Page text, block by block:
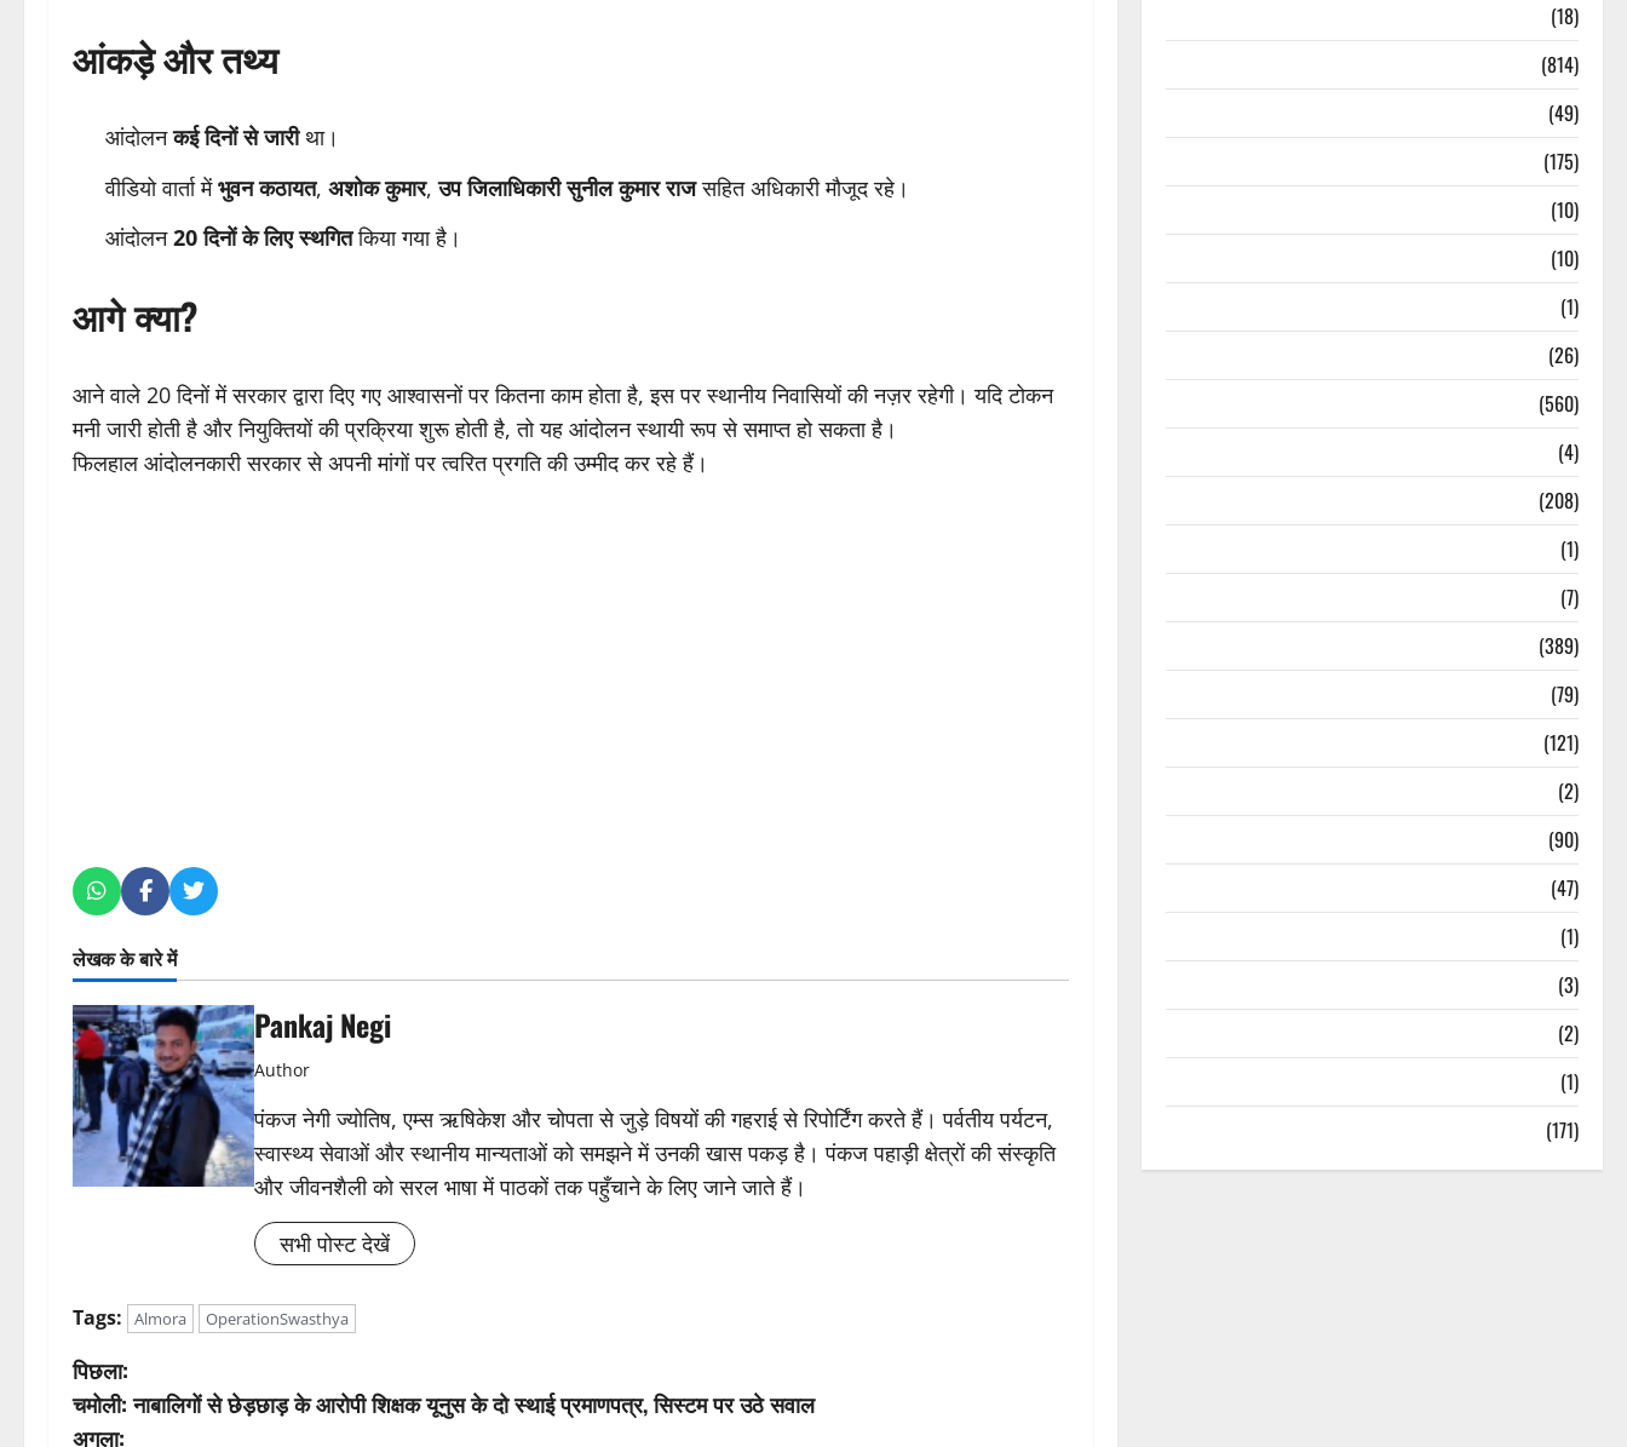
आंकड़े और तथ्य
आंदोलनकई दिनों से जारीथा।
वीडियो वार्ता मेंभुवन कठायत, अशोक कुमार,उप जिलाधिकारी सुनील कुमार राजसहित अधिकारी मौजूद रहे।
आंदोलन20 दिनों के लिए स्थगितकिया गया है।
आगे क्या?
आने वाले 20 दिनों में सरकार द्वारा दिए गए आश्वासनों पर कितना काम होता है, इस पर स्थानीय निवासियों की नज़र रहेगी। यदि टोकन
मनी जारी होती है और नियुक्तियों की प्रक्रिया शुरू होती है, तो यह आंदोलन स्थायी रूप से समाप्त हो सकता है।
फिलहाल आंदोलनकारी सरकार से अपनी मांगों पर त्वरित प्रगति की उम्मीद कर रहे हैं।
लेखक के बारे में
Pankaj Negi
Author
पंकज नेगी ज्योतिष, एम्स ऋषिकेश और चोपता से जुड़े विषयों की गहराई से रिपोर्टिंग करते हैं। पर्वतीय पर्यटन,
स्वास्थ्य सेवाओं और स्थानीय मान्यताओं को समझने में उनकी खास पकड़ है। पंकज पहाड़ी क्षेत्रों की संस्कृति
और जीवनशैली को सरल भाषा में पाठकों तक पहुँचाने के लिए जाने जाते हैं।
सभी पोस्ट देखें
Tags: Almora OperationSwasthya
पो
स्ट
पिछला:
चमोली: नाबालिगों से छेड़छाड़ के आरोपी शिक्षक यूनुस के दो स्थाई प्रमाणपत्र, सिस्टम पर उठे सवाल
अगला:
(18)
(814)
(49)
(175)
(10)
(10)
(1)
(26)
(560)
(4)
(208)
(1)
(7)
(389)
(79)
(121)
(2)
(90)
(47)
(1)
(3)
(2)
(1)
(171)